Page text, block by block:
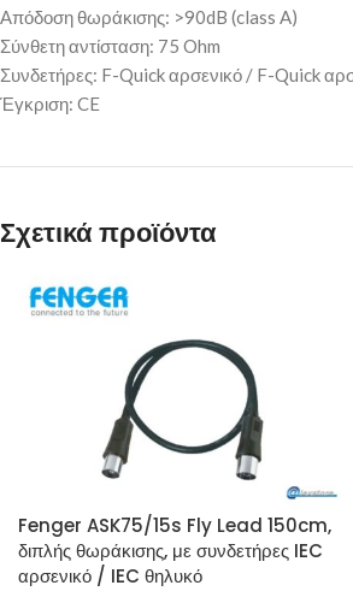
Απόδοση θωράκισης: >90dB (class A)
Σύνθετη αντίσταση: 75 Ohm
Συνδετήρες: F-Quick αρσενικό / F-Quick
Έγκριση: CE
Σχετικά προϊόντα
Fenger ASK75/15s Fly Lead 150cm,
διπλής θωράκισης, με συνδετήρες IEC
αρσενικό / IEC θηλυκό